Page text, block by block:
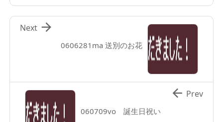
0606281ma 送別のお花

Next
060709vo 誕生日祝い
 Prev